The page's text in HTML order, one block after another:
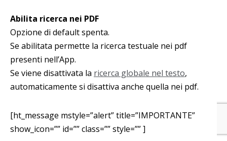
Abilita ricerca nei PDF
Opzione di default spenta.
Se abilitata permette la ricerca testuale nei pdf
presenti nell’App.
Se viene disattivata la ricerca globale nel testo,
automaticamente si disattiva anche quella nei pdf.
[ht_message mstyle=”alert” title=”IMPORTANTE”
show_icon=”” id=”” class=”” style=”” ]